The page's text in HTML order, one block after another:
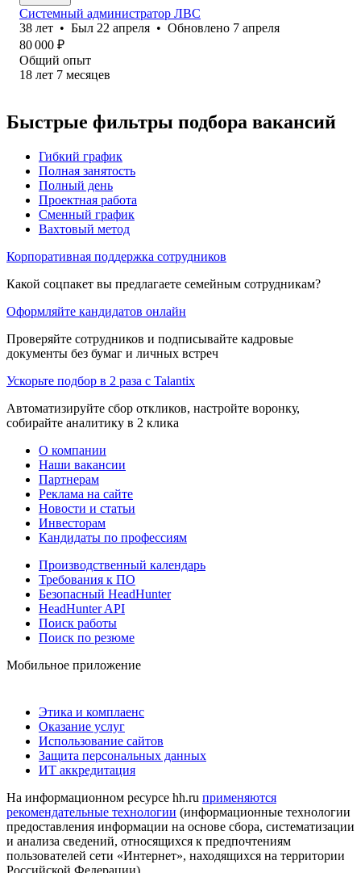
Системный администратор ЛВС
38 лет • Был 22 апреля • Обновлено 7 апреля
80 000 ₽
Общий опыт
18 лет 7 месяцев
Быстрые фильтры подбора вакансий
Гибкий график
Полная занятость
Полный день
Проектная работа
Сменный график
Вахтовый метод
Корпоративная поддержка сотрудников
Какой соцпакет вы предлагаете семейным сотрудникам?
Оформляйте кандидатов онлайн
Проверяйте сотрудников и подписывайте кадровые
документы без бумаг и личных встреч
Ускорьте подбор в 2 раза с Talantix
Автоматизируйте сбор откликов, настройте воронку,
собирайте аналитику в 2 клика
О компании
Наши вакансии
Партнерам
Реклама на сайте
Новости и статьи
Инвесторам
Кандидаты по профессиям
Производственный календарь
Требования к ПО
Безопасный HeadHunter
HeadHunter API
Поиск работы
Поиск по резюме
Мобильное приложение
Этика и комплаенс
Оказание услуг
Использование сайтов
Защита персональных данных
ИТ аккредитация
На информационном ресурсе hh.ru применяются
рекомендательные технологии (информационные технологии
предоставления информации на основе сбора, систематизации
и анализа сведений, относящихся к предпочтениям
пользователей сети «Интернет», находящихся на территории
Российской Федерации)